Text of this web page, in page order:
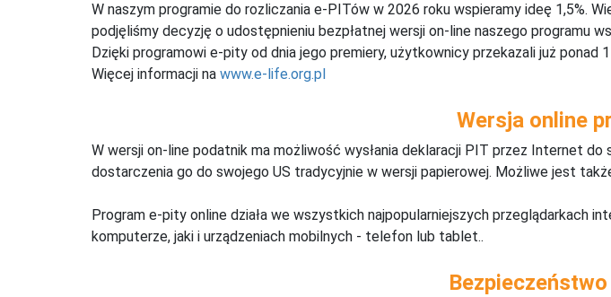
W naszym programie do rozliczania e-PITów w 2026 roku wspieramy ideę 1,5%.
podjęliśmy decyzję o udostępnieniu bezpłatnej wersji on-line naszego programu
Dzięki programowi e-pity od dnia jego premiery, użytkownicy przekazali już ponad
Więcej informacji na www.e-life.org.pl
Wersja online
W wersji on-line podatnik ma możliwość wysłania deklaracji PIT przez Internet
dostarczenia go do swojego US tradycyjnie w wersji papierowej. Możliwe jest
Program e-pity online działa we wszystkich najpopularniejszych przeglądarkach
komputerze, jaki i urządzeniach mobilnych - telefon lub tablet..